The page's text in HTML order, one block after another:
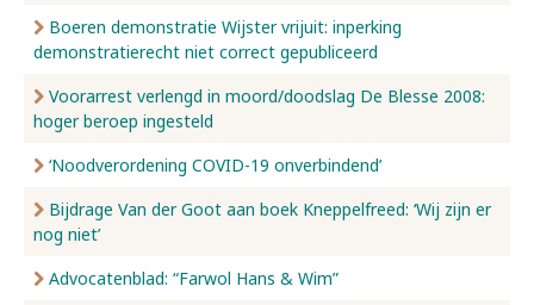
Boeren demonstratie Wijster vrijuit: inperking
demonstratierecht niet correct gepubliceerd
Voorarrest verlengd in moord/doodslag De Blesse 2008:
hoger beroep ingesteld
‘Noodverordening COVID-19 onverbindend’
Bijdrage Van der Goot aan boek Kneppelfreed: ‘Wij zijn er
nog niet’
Advocatenblad: “Farwol Hans & Wim”